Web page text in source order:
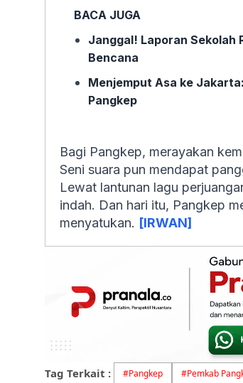
BACA JUGA
Janggal! Laporan Sekolah
Bencana
Menjemput Asa ke
Pangkep
Bagi Pangkep, merayakan
Seni suara pun mendapat
Lewat lantunan lagu
indah. Dan hari itu, Pangkep
menyatukan. [IRWAN]
Tag Terkait : #Pangkep #Pemkab